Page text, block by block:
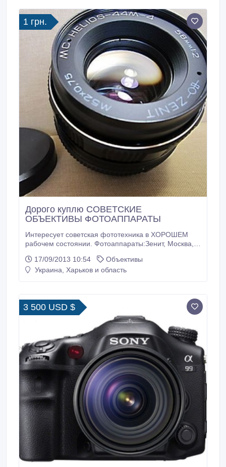
съемки.
1 грн.
Дорого куплю СОВЕТСКИЕ
ОБЪЕКТИВЫ ФОТОАППАРАТЫ
Интересует советская фототехника в ХОРОШЕМ
рабочем состоянии. Фотоаппараты:Зенит, Москва,
Таир, Юпитер, Индустар, Гелиос, Калейнар и др.
Интересует техника в ХОРОШЕМ рабочем и
17/09/2013 10:54
Объективы
Украина, Харьков и область
3 500 USD $